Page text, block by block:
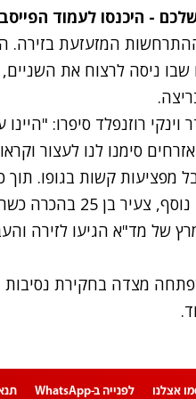
- היכנסו לעמוד
ההתרחשות המזעזעת
ניסה לרצוח את השניים,
רוזנפלד סיפרו:
קשות בגופו. תוך
וההכנסה לאמבולנס הביאו
של מד"א הגיעו לזירה
מצדה בחקירת נסיבות
אצלנו לפנייה ב-WhatsApp